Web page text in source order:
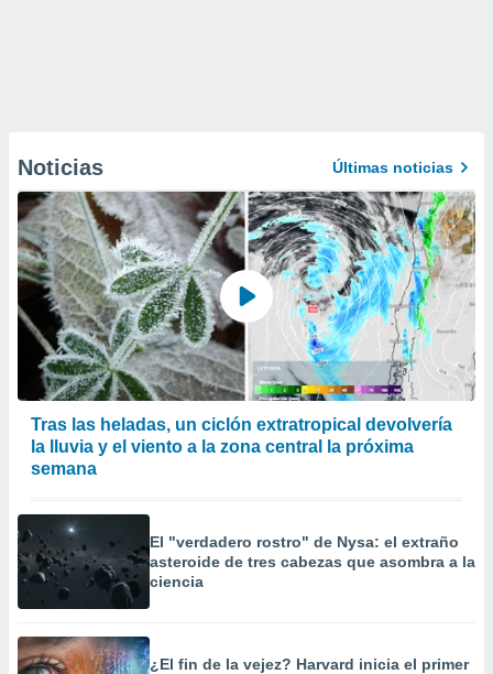
Noticias Últimas noticias
Tras las heladas, un ciclón extratropical devolvería
la lluvia y el viento a la zona central la próxima
semana
El "verdadero rostro" de Nysa: el extraño
asteroide de tres cabezas que asombra a la
ciencia
¿El fin de la vejez? Harvard inicia el primer